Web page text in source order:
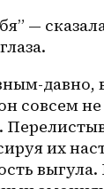
—
давно,
совсем не
их
выгула.